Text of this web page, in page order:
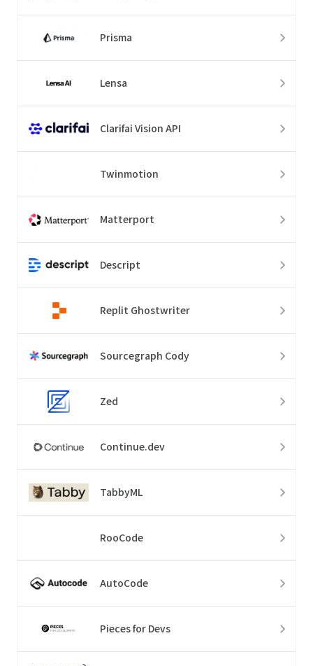
Prisma
Lensa
Clarifai Vision API
Twinmotion
Matterport
Descript
Replit Ghostwriter
Sourcegraph Cody
Zed
Continue.dev
TabbyML
RooCode
AutoCode
Pieces for Devs